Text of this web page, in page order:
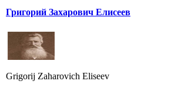
Григорий Захарович Елисеев
Grigorij Zaharovich Eliseev